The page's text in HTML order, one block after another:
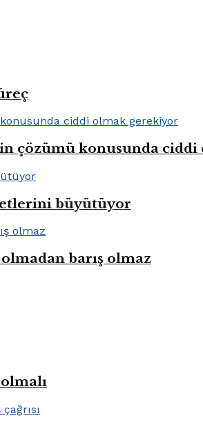
çözümü konusunda
büyütüyor
barış olmaz